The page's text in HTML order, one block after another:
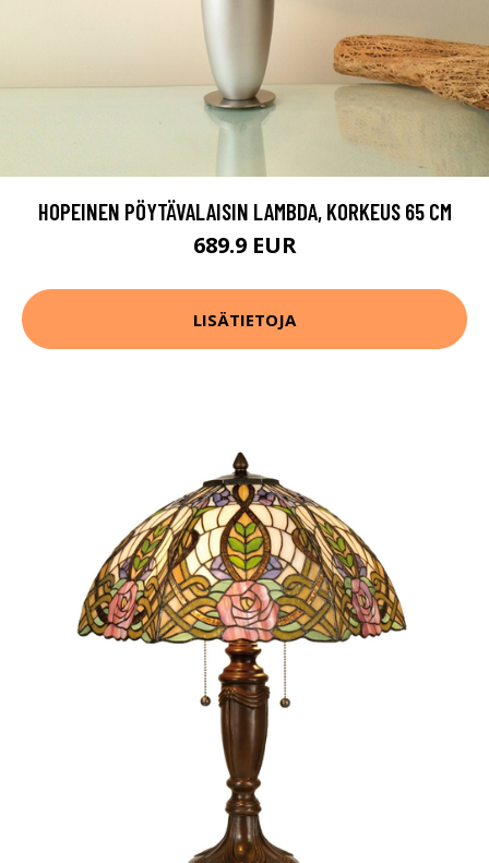
HOPEINEN PÖYTÄVALAISIN LAMBDA, KORKEUS 65 CM
689.9 EUR
LISÄTIETOJA